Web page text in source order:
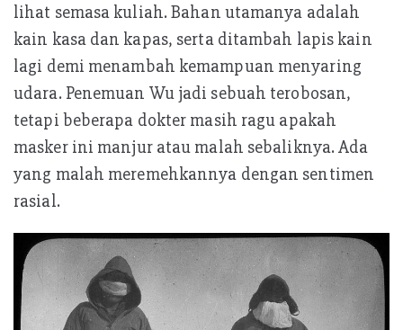
lihat semasa kuliah. Bahan utamanya adalah
kain kasa dan kapas, serta ditambah lapis kain
lagi demi menambah kemampuan menyaring
udara. Penemuan Wu jadi sebuah terobosan,
tetapi beberapa dokter masih ragu apakah
masker ini manjur atau malah sebaliknya. Ada
yang malah meremehkannya dengan sentimen
rasial.